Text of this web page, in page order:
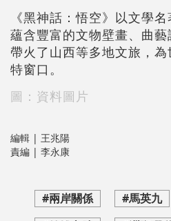
《黑神話：悟空》以文學
蘊含豐富的文物壁畫、曲藝
帶火了山西等多地文旅，
特窗口。
圖：資料圖片
編輯 | 王兆陽
責編 | 李永康
#兩岸關係 #馬英九